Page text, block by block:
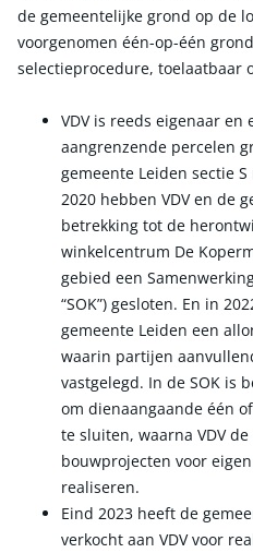
de gemeentelijke grond op de
voorgenomen één-op-één
selectieprocedure, toelaatbaar
VDV is reeds eigenaar
aangrenzende percelen
gemeente Leiden sectie
2020 hebben VDV en de
betrekking tot de
winkelcentrum De
gebied een
“SOK”) gesloten. En in
gemeente Leiden een
waarin partijen
vastgelegd. In de SOK is
om dienaangaande één
te sluiten, waarna VDV
bouwprojecten voor
realiseren.
Eind 2023 heeft de
verkocht aan VDV voor